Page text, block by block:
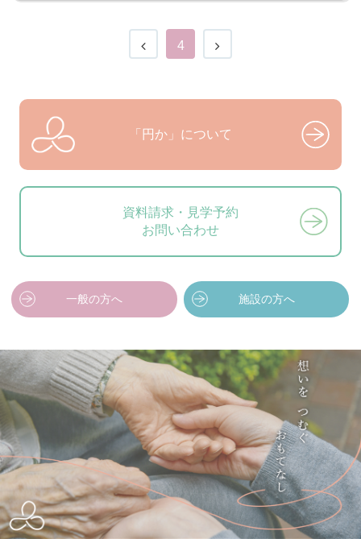
4
「円か」について
資料請求・見学予約
お問い合わせ
一般の方へ 施設の方へ